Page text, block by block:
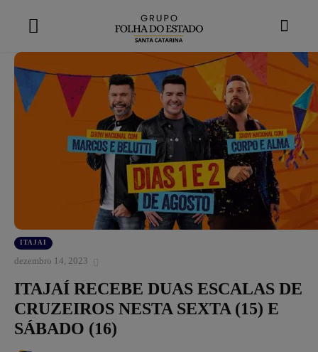
ITAJAI
dezembro 14, 2023
ITAJAÍ RECEBE DUAS ESCALAS DE
CRUZEIROS NESTA SEXTA (15) E
SÁBADO (16)